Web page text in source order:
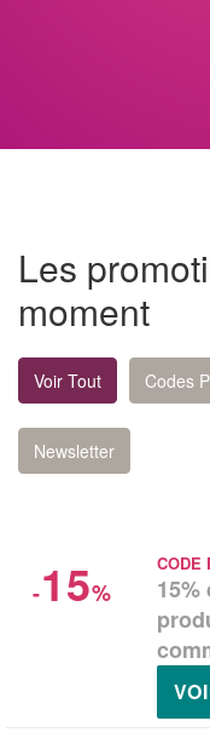
Les
moment
Voir Tout Codes
Newsletter
-15%
CODE